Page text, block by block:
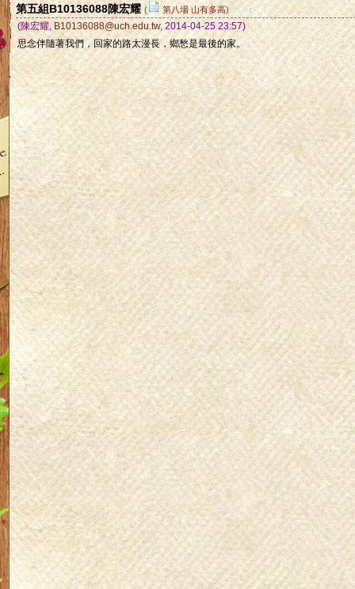
第五組B10136088陳宏耀 ( 第八場 山有多高)
(陳宏耀, B10136088@uch.edu.tw, 2014-04-25 23:57)
思念伴隨著我們，回家的路太漫長，鄉愁是最後的家。